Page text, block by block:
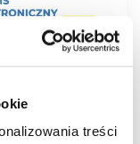
treści